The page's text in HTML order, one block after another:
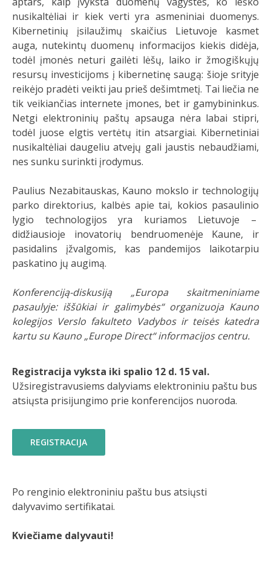
nusikaltėliai ir kiek verti yra asmeniniai duomenys.
Kibernetinių įsilaužimų skaičius Lietuvoje kasmet
auga, nutekintų duomenų informacijos kiekis didėja,
todėl įmonės neturi gailėti lėšų, laiko ir žmogiškųjų
resursų investicijoms į kibernetinę saugą: šioje srityje
reikėjo pradėti veikti jau prieš dešimtmetį. Tai liečia ne
tik veikiančias internete įmones, bet ir gamybininkus.
Netgi elektroninių paštų apsauga nėra labai stipri,
todėl juose elgtis vertėtų itin atsargiai. Kibernetiniai
nusikaltėliai daugeliu atvejų gali jaustis nebaudžiami,
nes sunku surinkti įrodymus.
Paulius Nezabitauskas, Kauno mokslo ir technologijų
parko direktorius, kalbės apie tai, kokios pasaulinio
lygio technologijos yra kuriamos Lietuvoje –
didžiausioje inovatorių bendruomenėje Kaune, ir
pasidalins įžvalgomis, kas pandemijos laikotarpiu
paskatino jų augimą.
Konferenciją-diskusiją „Europa skaitmeniniame
pasaulyje: iššūkiai ir galimybės“ organizuoja Kauno
kolegijos Verslo fakulteto Vadybos ir teisės katedra
kartu su Kauno „Europe Direct“ informacijos centru.
Registracija vyksta iki spalio 12 d. 15 val.
Užsiregistravusiems dalyviams elektroniniu paštu bus
atsiųsta prisijungimo prie konferencijos nuoroda.
REGISTRACIJA
Po renginio elektroniniu paštu bus atsiųsti
dalyvavimo sertifikatai.
Kviečiame dalyvauti!